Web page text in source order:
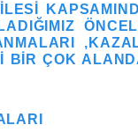
BIR ÇOK